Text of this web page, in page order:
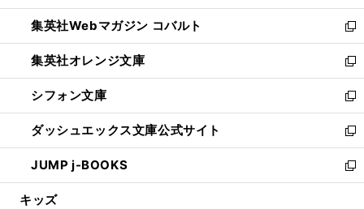
開
く
ウ
で
開
く
ン
ド
ウ
で
開
く
ウ
ィ
ン
ド
ウ
で
開
く
集英社Webマガジン コバルト
新
し
い
ウ
ィ
ン
ド
ウ
で
開
集英社オレンジ文庫
新
し
い
ウ
ィ
ン
ド
ウ
シフォン文庫
新
し
い
ウ
ィ
ン
ダッシュエックス文庫公式サイト
新
し
い
ウ
JUMP j-BOOKS
新
し
キッズ